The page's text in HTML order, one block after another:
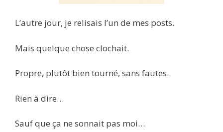
L’autre jour, je relisais l’un de mes posts.
Mais quelque chose clochait.
Propre, plutôt bien tourné, sans fautes.
Rien à dire…
Sauf que ça ne sonnait pas moi…